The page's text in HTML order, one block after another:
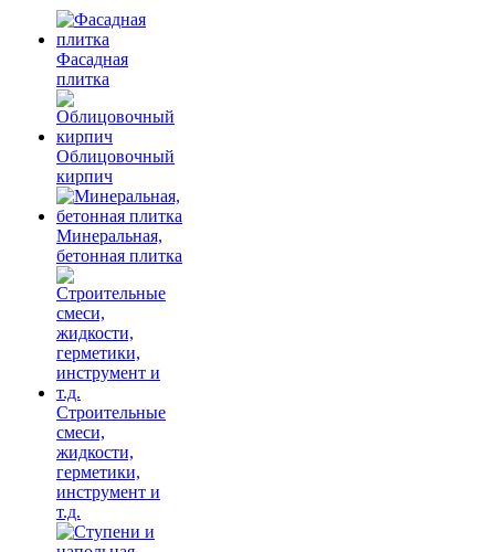
Фасадная
плитка
Облицовочный
кирпич
Минеральная,
бетонная плитка
Строительные
смеси,
жидкости,
герметики,
инструмент и
т.д.